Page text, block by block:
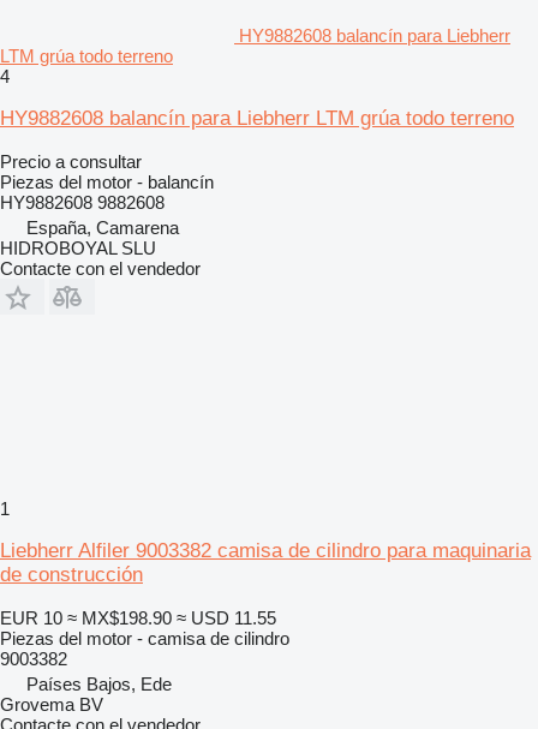
HY9882608 balancín para Liebherr
LTM grúa todo terreno
4
HY9882608 balancín para Liebherr LTM grúa todo terreno
Precio a consultar
Piezas del motor - balancín
HY9882608 9882608
España, Camarena
HIDROBOYAL SLU
Contacte con el vendedor
1
Liebherr Alfiler 9003382 camisa de cilindro para maquinaria
de construcción
EUR 10 ≈ MX$198.90 ≈ USD 11.55
Piezas del motor - camisa de cilindro
9003382
Países Bajos, Ede
Grovema BV
Contacte con el vendedor